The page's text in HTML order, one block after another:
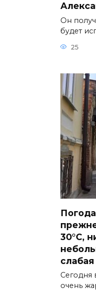
Он
будет
25
30°С,
Сегодня
очень